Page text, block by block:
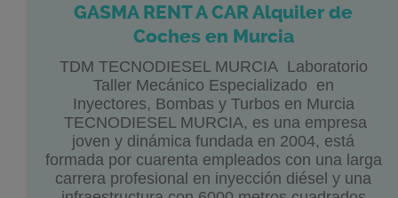
GASMA RENT A CAR Alquiler de
Coches en Murcia
TDM TECNODIESEL MURCIA Laboratorio
Taller Mecánico Especializado en
Inyectores, Bombas y Turbos en Murcia
TECNODIESEL MURCIA, es una empresa
joven y dinámica fundada en 2004, está
formada por cuarenta empleados con una larga
carrera profesional en inyección diésel y una